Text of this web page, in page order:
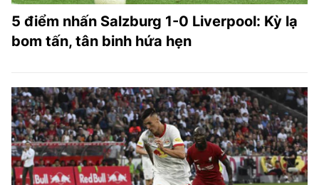
5 điểm nhấn Salzburg 1-0 Liverpool: Kỳ lạ
bom tấn, tân binh hứa hẹn